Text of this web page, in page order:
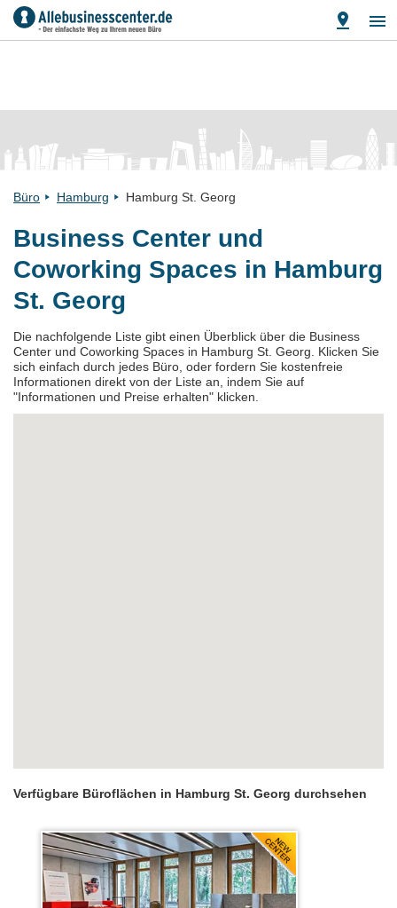
Büro Hamburg Hamburg St. Georg
Business Center und
Coworking Spaces in Hamburg
St. Georg
Die nachfolgende Liste gibt einen Überblick über die Business
Center und Coworking Spaces in Hamburg St. Georg. Klicken Sie
sich einfach durch jedes Büro, oder fordern Sie kostenfreie
Informationen direkt von der Liste an, indem Sie auf
"Informationen und Preise erhalten" klicken.
Verfügbare Büroflächen in Hamburg St. Georg durchsehen